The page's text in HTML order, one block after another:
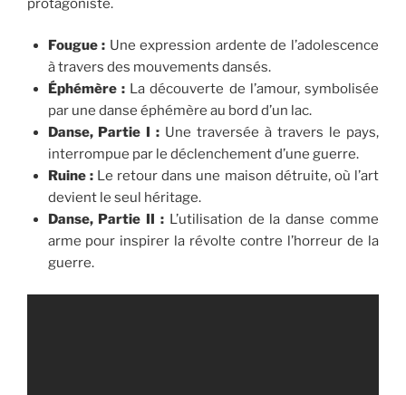
protagoniste.
Fougue : Une expression ardente de l’adolescence
à travers des mouvements dansés.
Éphémère :La découverte de l’amour, symbolisée
par une danse éphémère au bord d’un lac.
Danse, Partie I : Une traversée à travers le pays,
interrompue par le déclenchement d’une guerre.
Ruine :Le retour dans une maison détruite, où l’art
devient le seul héritage.
Danse, Partie II :L’utilisation de la danse comme
arme pour inspirer la révolte contre l’horreur de la
guerre.